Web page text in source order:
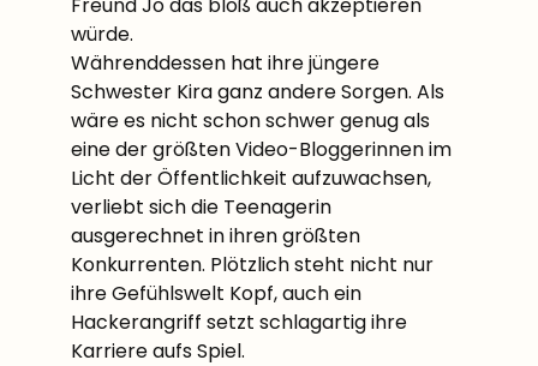
würde.
Währenddessen hat ihre jüngere
Schwester Kira ganz andere Sorgen. Als
wäre es nicht schon schwer genug als
eine der größten Video-Bloggerinnen im
Licht der Öffentlichkeit aufzuwachsen,
verliebt sich die Teenagerin
ausgerechnet in ihren größten
Konkurrenten. Plötzlich steht nicht nur
ihre Gefühlswelt Kopf, auch ein
Hackerangriff setzt schlagartig ihre
Karriere aufs Spiel.